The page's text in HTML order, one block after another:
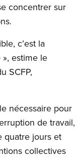
concentrer sur
c’est la
estime le
SCFP,
nécessaire pour
de travail,
quatre jours et
collectives